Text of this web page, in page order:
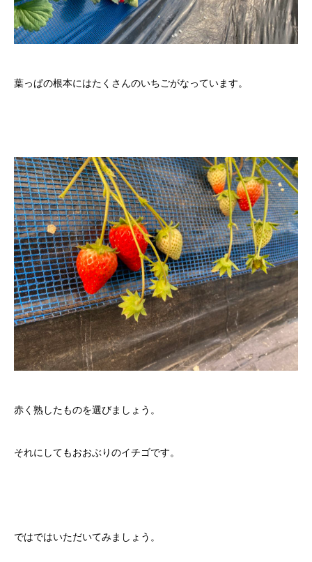
葉っぱの根本にはたくさんのいちごがなっています。
赤く熟したものを選びましょう。
それにしてもおおぶりのイチゴです。
ではではいただいてみましょう。